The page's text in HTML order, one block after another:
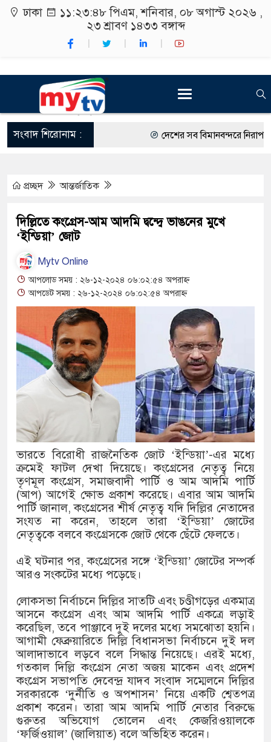
ঢাকা ১১:২৩:৪৯ পিএম, শনিবার, ০৮ অগাস্ট ২০২৬ ,
২৩ শ্রাবণ ১৪৩৩ বঙ্গাব্দ
সংবাদ শিরোনাম : দেশের সব বিমানবন্দরে নিরাপত্তা
কর্মসূচীর শুভসূচনা।
থাকায় বিক্রিতে নিষেধাজ্ঞা
অত্যাচারের ছবি যেন আর তুলতে
‘গুলশানের চামেলি’তে ভিন্ন
যৌনকর্মীর দালাল চরিত্রে
সারজিস-পাটোয়ারীসহ ১০ জনের
গুলশান থেকে সাবেক মন্ত্রী লতিফ
‘স্কুটি নাকি গোল্ড?’
এর ফ্রিডম ব্র্যান্ড, বাড়ল ক্যাম্পেইনের
সংবিধান অনুযায়ী যথাসময়ে
দেশের ৬ অঞ্চলে ঝড়ের আভাস
সার্ককে আরও গতিশীল করতে চায়
প্রেমের সম্পর্ক ছিন্ন না করায় মা-
প্রধানমন্ত্রীর সঙ্গে নবনিযুক্ত
হামের উপসর্গে আরও ৬ প্রাণহানি,
অবশেষে পদত্যাগ করলেন ভারতের
প্রচ্ছদ আন্তর্জাতিক
দিল্লিতে কংগ্রেস-আম আদমি দ্বন্দ্বে ভাঙনের মুখে
‘ইন্ডিয়া’ জোট
Mytv Online
আপলোড সময় : ২৬-১২-২০২৪ ০৬:০২:৫৪ অপরাহ্ন
আপডেট সময় : ২৬-১২-২০২৪ ০৬:০২:৫৪ অপরাহ্ন
ভারতে বিরোধী রাজনৈতিক জোট ‘ইন্ডিয়া’-এর মধ্যে
ক্রমেই ফাটল দেখা দিয়েছে। কংগ্রেসের নেতৃত্ব নিয়ে
তৃণমূল কংগ্রেস, সমাজবাদী পার্টি ও আম আদমি পার্টি
(আপ) আগেই ক্ষোভ প্রকাশ করেছে। এবার আম আদমি
পার্টি জানাল, কংগ্রেসের শীর্ষ নেতৃত্ব যদি দিল্লির নেতাদের
সংযত না করেন, তাহলে তারা ‘ইন্ডিয়া’ জোটের
নেতৃত্বকে বলবে কংগ্রেসকে জোট থেকে ছেঁটে ফেলতে।
এই ঘটনার পর, কংগ্রেসের সঙ্গে ‘ইন্ডিয়া’ জোটের সম্পর্ক
আরও সংকটের মধ্যে পড়েছে।
লোকসভা নির্বাচনে দিল্লির সাতটি এবং চণ্ডীগড়ের একমাত্র
আসনে কংগ্রেস এবং আম আদমি পার্টি একত্রে লড়াই
করেছিল, তবে পাঞ্জাবে দুই দলের মধ্যে সমঝোতা হয়নি।
আগামী ফেব্রুয়ারিতে দিল্লি বিধানসভা নির্বাচনে দুই দল
আলাদাভাবে লড়বে বলে সিদ্ধান্ত নিয়েছে। এরই মধ্যে,
গতকাল দিল্লি কংগ্রেস নেতা অজয় মাকেন এবং প্রদেশ
কংগ্রেস সভাপতি দেবেন্দ্র যাদব সংবাদ সম্মেলনে দিল্লির
সরকারকে ‘দুর্নীতি ও অপশাসন’ নিয়ে একটি শ্বেতপত্র
প্রকাশ করেন। তারা আম আদমি পার্টি নেতার বিরুদ্ধে
গুরুতর অভিযোগ তোলেন এবং কেজরিওয়ালকে
‘ফর্জিওয়াল’ (জালিয়াত) বলে অভিহিত করেন।